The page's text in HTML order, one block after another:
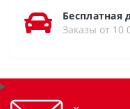
Бесплатная
Заказы от 10